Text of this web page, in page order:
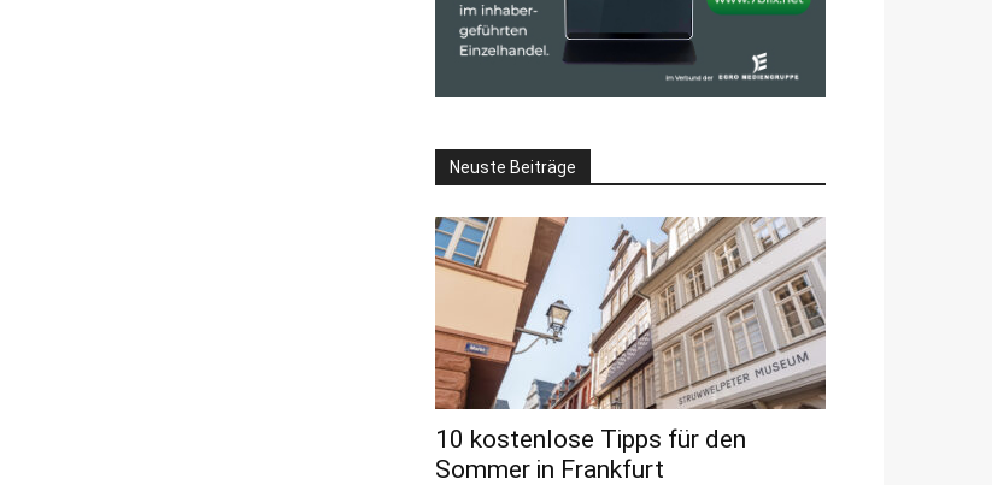
Neuste Beiträge
10 kostenlose Tipps für den
Sommer in Frankfurt